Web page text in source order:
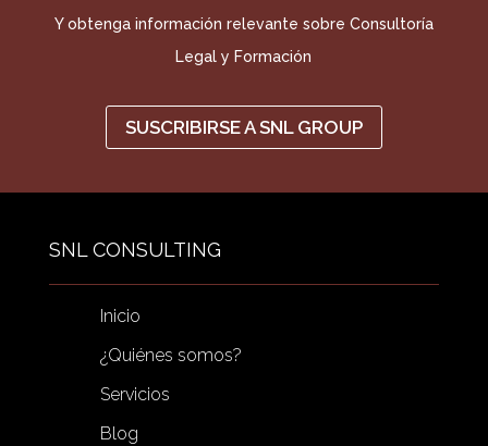
Y obtenga información relevante sobre Consultoría
Legal y Formación
SUSCRIBIRSE A SNL GROUP
SNL CONSULTING
Inicio
¿Quiénes somos?
Servicios
Blog